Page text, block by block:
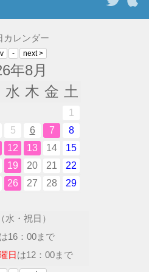
カレンダー
年8月
水 木 金 土
1
5 6 7
8
12 13 14
15
19 20 21
22
26 27 28
29
水・祝日）
は16：00まで
日は12：00まで